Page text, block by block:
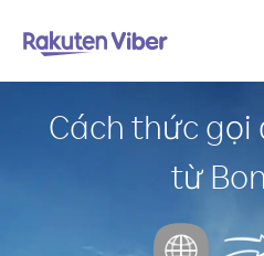
Cách thức gọi
từ